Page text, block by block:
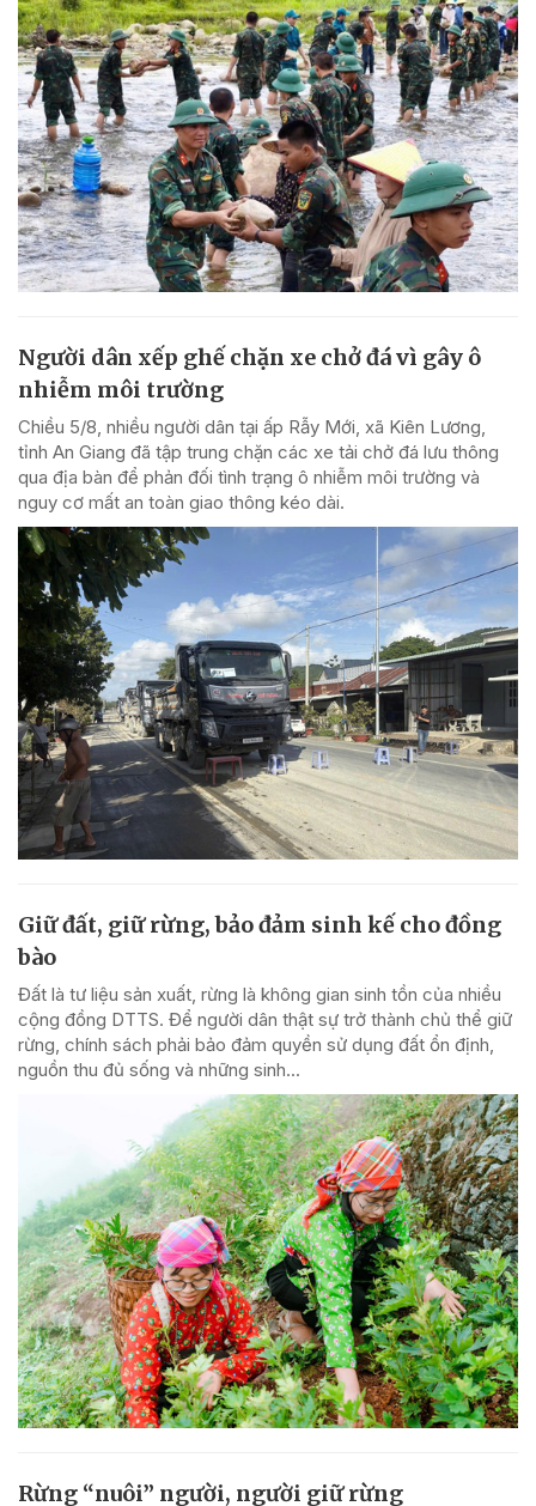
Người dân xếp ghế chặn xe chở đá vì gây ô
nhiễm môi trường
Chiều 5/8, nhiều người dân tại ấp Rẫy Mới, xã Kiên Lương,
tỉnh An Giang đã tập trung chặn các xe tải chở đá lưu thông
qua địa bàn để phản đối tình trạng ô nhiễm môi trường và
nguy cơ mất an toàn giao thông kéo dài.
Giữ đất, giữ rừng, bảo đảm sinh kế cho đồng
bào
Đất là tư liệu sản xuất, rừng là không gian sinh tồn của nhiều
cộng đồng DTTS. Để người dân thật sự trở thành chủ thể giữ
rừng, chính sách phải bảo đảm quyền sử dụng đất ổn định,
nguồn thu đủ sống và những sinh...
Rừng “nuôi” người, người giữ rừng